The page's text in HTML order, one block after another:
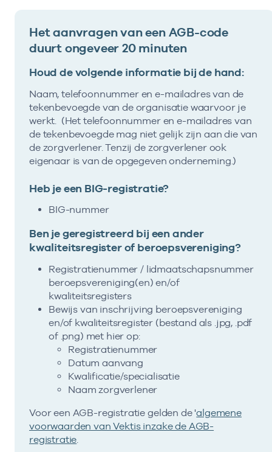
Het aanvragen van een AGB-code
duurt ongeveer 20 minuten
Houd de volgende informatie bij de hand:
Naam, telefoonnummer en e-mailadres van de
tekenbevoegde van de organisatie waarvoor je
werkt. (Het telefoonnummer en e-mailadres van
de tekenbevoegde mag niet gelijk zijn aan die van
de zorgverlener. Tenzij de zorgverlener ook
eigenaar is van de opgegeven onderneming.)
Heb je een BIG-registratie?
BIG-nummer
Ben je geregistreerd bij een ander
kwaliteitsregister of beroepsvereniging?
Registratienummer / lidmaatschapsnummer
beroepsvereniging(en) en/of
kwaliteitsregisters
Bewijs van inschrijving beroepsvereniging
en/of kwaliteitsregister (bestand als .jpg, .pdf
of .png) met hier op:
Registratienummer
Datum aanvang
Kwalificatie/specialisatie
Naam zorgverlener
Voor een AGB-registratie gelden de 'algemene
voorwaarden van Vektis inzake de AGB-
registratie.